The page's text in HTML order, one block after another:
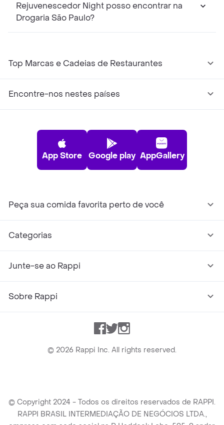
Rejuvenescedor Night posso encontrar na
Drogaria São Paulo?
Top Marcas e Cadeias de Restaurantes
Encontre-nos nestes países
App Store Google play AppGallery
Peça sua comida favorita perto de você
Categorias
Junte-se ao Rappi
Sobre Rappi
Facebook
TwitterInstagram
© 2026 Rappi Inc. All rights reserved.
© Copyright 2024 - Todos os direitos reservados de RAPPI.
RAPPI BRASIL INTERMEDIAÇÃO DE NEGÓCIOS LTDA.,